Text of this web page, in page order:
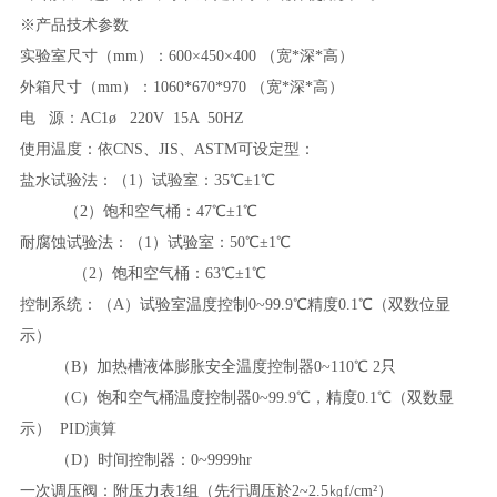
※产品技术参数
实验室尺寸（mm）：600×450×400 （宽*深*高）
外箱尺寸（mm）：1060*670*970 （宽*深*高）
电
源： AC1ø 220V 15A 50HZ
使用温度：依CNS、JIS、ASTM可设定型：
盐水试验法：（ 1）试验室：35℃±1℃
（ 2）饱和空气桶：47℃±1℃
耐腐蚀试验法：（ 1）试验室：50℃±1℃
（ 2）饱和空气桶：63℃±1℃
控制系统：（ A）试验室温度控制0~99.9℃精度0.1℃（双数位显
示）
（B）加热槽液体膨胀安全温度控制器0~110℃ 2只
（C）饱和空气桶温度控制器0~99.9℃，精度0.1℃（双数显
示） PID演算
（D）时间控制器：0~9999hr
一次调压阀：附压力表1组（先行调压於2~2.5㎏f/cm²）